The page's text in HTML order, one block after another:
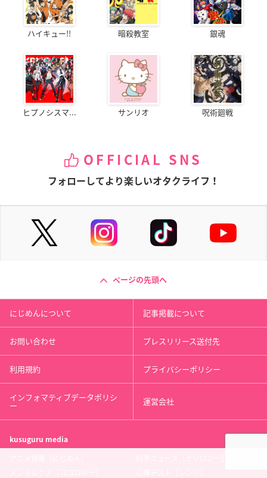
ハイキュー!! 暗殺教室 銀魂
ヒプノシスマ... サンリオ 呪術廻戦
OFFICIAL SNS
フォローしてより楽しいオタクライフ！
ページの先頭へ
にじめんについて 記事掲載について
お問い合わせ プレスリリース送付先
利用規約 プライバシーポリシー
インフォマティブデータポリシ
ー 運営会社
kusuguru media